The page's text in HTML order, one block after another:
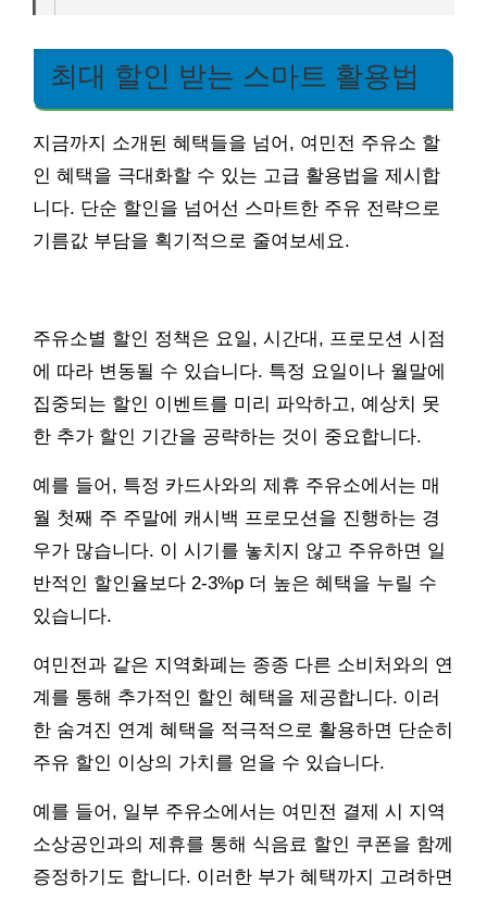
최대 할인 받는 스마트 활용법
지금까지 소개된 혜택들을 넘어, 여민전 주유소 할
인 혜택을 극대화할 수 있는 고급 활용법을 제시합
니다. 단순 할인을 넘어선 스마트한 주유 전략으로
기름값 부담을 획기적으로 줄여보세요.
주유소별 할인 정책은 요일, 시간대, 프로모션 시점
에 따라 변동될 수 있습니다. 특정 요일이나 월말에
집중되는 할인 이벤트를 미리 파악하고, 예상치 못
한 추가 할인 기간을 공략하는 것이 중요합니다.
예를 들어, 특정 카드사와의 제휴 주유소에서는 매
월 첫째 주 주말에 캐시백 프로모션을 진행하는 경
우가 많습니다. 이 시기를 놓치지 않고 주유하면 일
반적인 할인율보다 2-3%p 더 높은 혜택을 누릴 수
있습니다.
여민전과 같은 지역화폐는 종종 다른 소비처와의 연
계를 통해 추가적인 할인 혜택을 제공합니다. 이러
한 숨겨진 연계 혜택을 적극적으로 활용하면 단순히
주유 할인 이상의 가치를 얻을 수 있습니다.
예를 들어, 일부 주유소에서는 여민전 결제 시 지역
소상공인과의 제휴를 통해 식음료 할인 쿠폰을 함께
증정하기도 합니다. 이러한 부가 혜택까지 고려하면